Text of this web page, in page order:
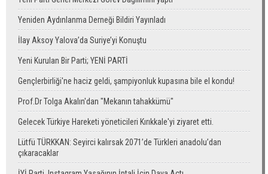
Yeniden Aydınlanma Derneği Bildiri Yayınladı
İlay Aksoy Yalova’da Suriye’yi Konuştu
Yeni Kurulan Bir Parti; YENİ PARTİ
Gençlerbirliği'ne haciz geldi, şampiyonluk kupasına bile el kondu!
Prof.Dr Tolga Akalın'dan "Mekanın tahakkümü"
Gelecek Türkiye Hareketi yöneticileri Kırıkkale'yi ziyaret etti.
Lütfü TÜRKKAN: Seyirci kalırsak 2071’de Türkleri anadolu’dan
çıkaracaklar